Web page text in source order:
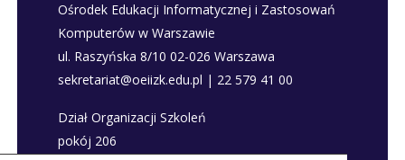
Ośrodek Edukacji Informatycznej i Zastosowań
Komputerów w Warszawie
ul. Raszyńska 8/10 02-026 Warszawa
sekretariat@oeiizk.edu.pl | 22 579 41 00
Dział Organizacji Szkoleń
pokój 206